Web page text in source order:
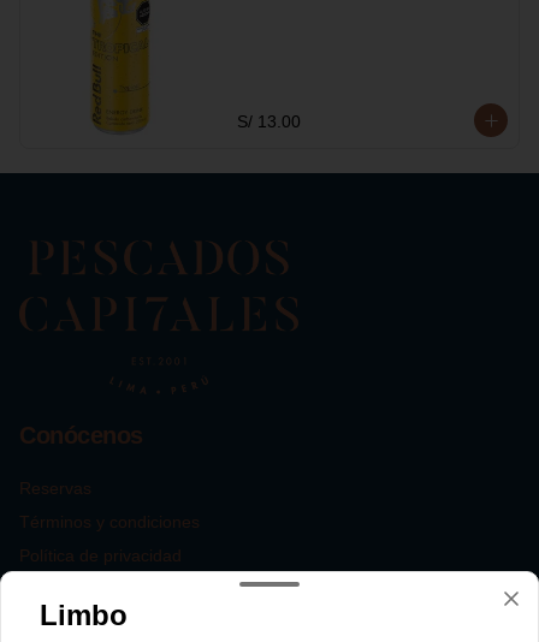
S/ 13.00
Conócenos
Reservas
Términos y condiciones
Política de privacidad
Redes sociales
Limbo